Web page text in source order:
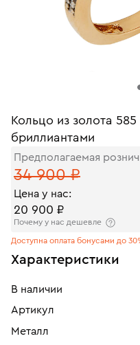
Кольцо из золота
бриллиантами
Предполагаемая
34 900 ₽
Цена у нас:
20 900 ₽
Почему у нас дешевле
Доступна оплата бонусами до
Характеристики
В наличии
Артикул
Металл